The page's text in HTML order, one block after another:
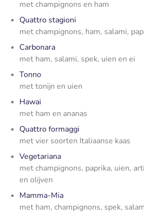
met champignons en ham
Quattro stagioni
met champignons, ham, salami,
Carbonara
met ham, salami, spek, uien en ei
Tonno
met tonijn en uien
Hawai
met ham en ananas
Quattro formaggi
met vier soorten Italiaanse kaas
Vegetariana
met champignons, paprika, uien,
en olijven
Mamma-Mia
met ham, champignons, spek,